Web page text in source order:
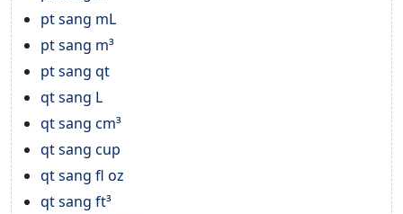
pt sang mL
pt sang m³
pt sang qt
qt sang L
qt sang cm³
qt sang cup
qt sang fl oz
qt sang ft³